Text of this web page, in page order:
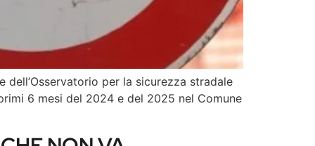
per la sicurezza stradale
6 mesi del 2024 e del 2025 nel Comune